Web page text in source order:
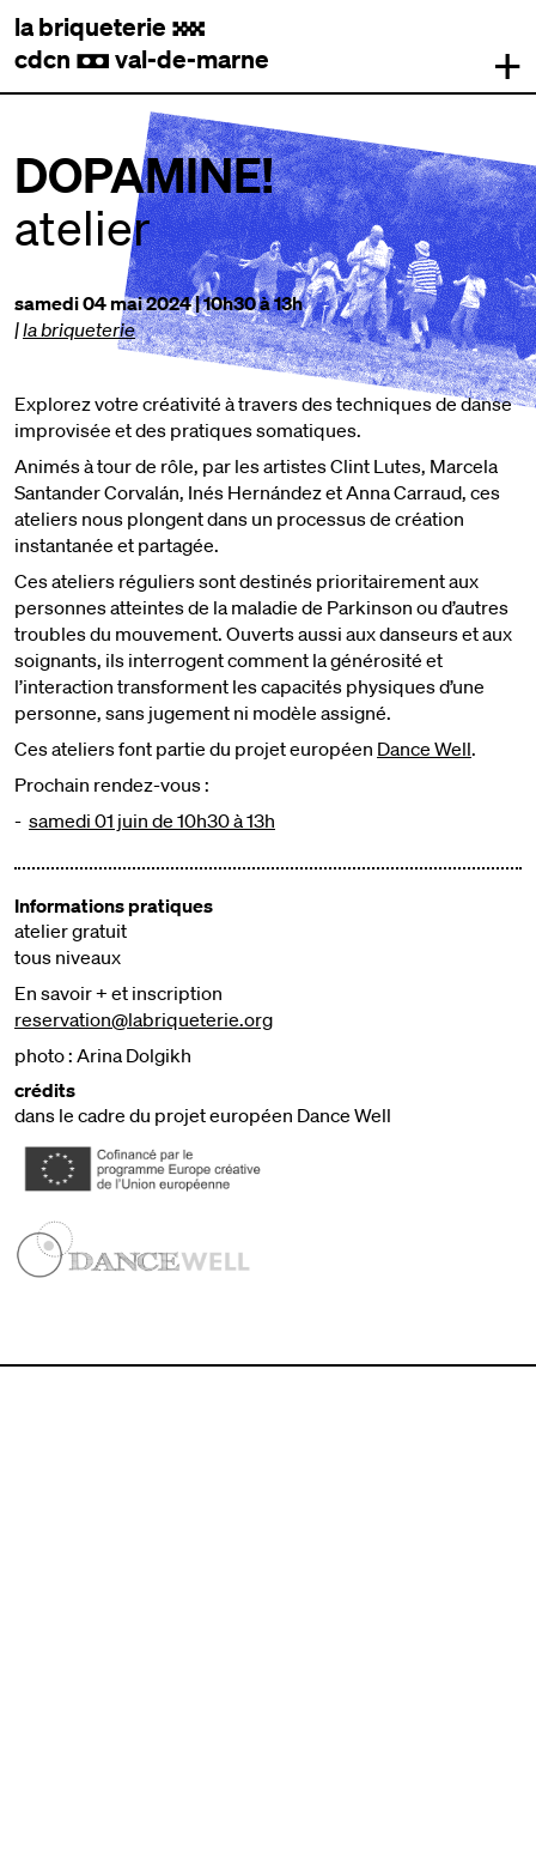
la briqueterie .
cdcn , val-de-marne +
DOPAMINE!
atelier
samedi 04 mai 2024 | 10h30 à 13h
|la briqueterie
Explorez votre créativité à travers des techniques de danse
improvisée et des pratiques somatiques.
Animés à tour de rôle, par les artistes Clint Lutes, Marcela
Santander Corvalán, Inés Hernández et Anna Carraud, ces
ateliers nous plongent dans un processus de création
instantanée et partagée.
Ces ateliers réguliers sont destinés prioritairement aux
personnes atteintes de la maladie de Parkinson ou d’autres
troubles du mouvement. Ouverts aussi aux danseurs et aux
soignants, ils interrogent comment la générosité et
l’interaction transforment les capacités physiques d’une
personne, sans jugement ni modèle assigné.
Ces ateliers font partie du projet européen Dance Well.
Prochain rendez-vous :
- samedi 01 juin de 10h30 à 13h
Informations pratiques
atelier gratuit
tous niveaux
En savoir + et inscription
reservation@labriqueterie.org
photo : Arina Dolgikh
crédits
dans le cadre du projet européen Dance Well